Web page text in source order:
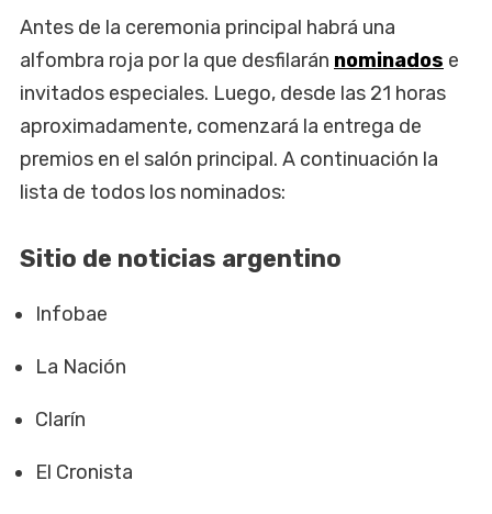
Antes de la ceremonia principal habrá una
alfombra roja por la que desfilarán nominados e
invitados especiales. Luego, desde las 21 horas
aproximadamente, comenzará la entrega de
premios en el salón principal. A continuación la
lista de todos los nominados:​​​
Sitio de noticias argentino
Infobae
La Nación
Clarín
El Cronista